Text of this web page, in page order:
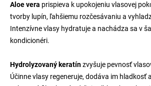
Aloe vera prispieva k upokojeniu vlasovej
tvorby lupín, ľahšiemu rozčesávaniu a
Intenzívne vlasy hydratuje a nachádza sa v
kondicionéri.
Hydrolyzovaný keratínzvyšuje pevnosť
Účinne vlasy regeneruje, dodáva im hladkosť